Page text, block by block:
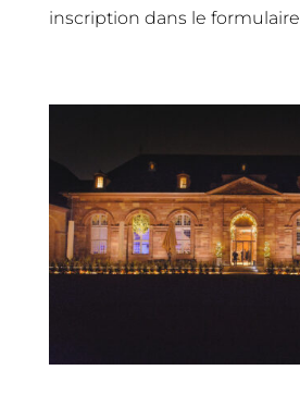
inscription dans le formulaire